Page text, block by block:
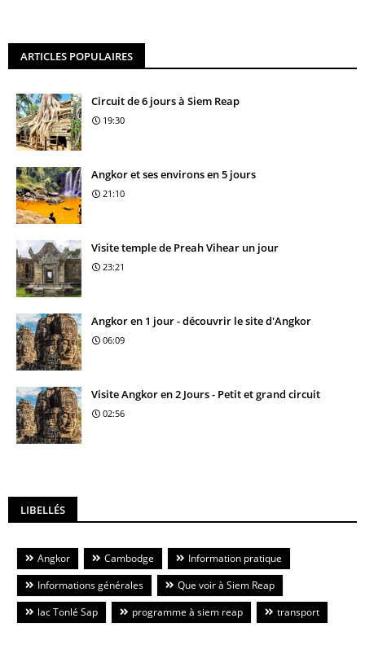
ARTICLES POPULAIRES
Circuit de 6 jours à Siem Reap
19:30
Angkor et ses environs en 5 jours
21:10
Visite temple de Preah Vihear un jour
23:21
Angkor en 1 jour - découvrir le site d'Angkor
06:09
Visite Angkor en 2 Jours - Petit et grand circuit
02:56
LIBELLÉS
Angkor Cambodge
Information pratique
Informations générales
Que voir à Siem Reap
lac Tonlé Sap
programme à siem reap transport